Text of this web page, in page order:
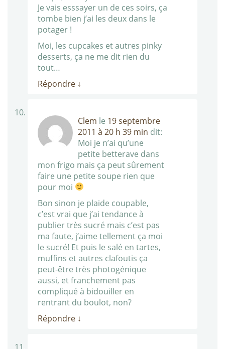
Je vais esssayer un de ces soirs, ça
tombe bien j’ai les deux dans le
potager !
Moi, les cupcakes et autres pinky
desserts, ça ne me dit rien du
tout…
Répondre ↓
Clem le 19 septembre
2011 à 20 h 39 min dit:
Moi je n’ai qu’une
petite betterave dans
mon frigo mais ça peut sûrement
faire une petite soupe rien que
pour moi
Bon sinon je plaide coupable,
c’est vrai que j’ai tendance à
publier très sucré mais c’est pas
ma faute, j’aime tellement ça moi
le sucré! Et puis le salé en tartes,
muffins et autres clafoutis ça
peut-être très photogénique
aussi, et franchement pas
compliqué à bidouiller en
rentrant du boulot, non?
Répondre ↓